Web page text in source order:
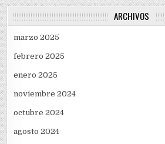
ARCHIVOS
marzo 2025
febrero 2025
enero 2025
noviembre 2024
octubre 2024
agosto 2024